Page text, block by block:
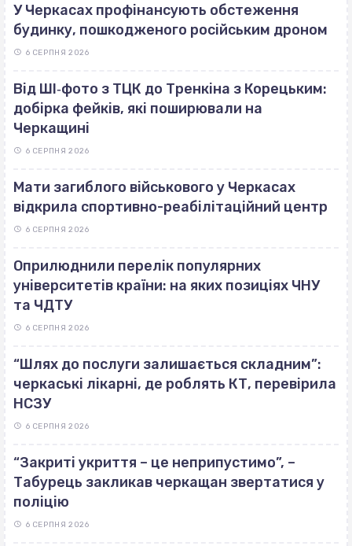
У Черкасах профінансують обстеження
будинку, пошкодженого російським дроном
6 СЕРПНЯ 2026
Від ШІ‐фото з ТЦК до Тренкіна з Корецьким:
добірка фейків, які поширювали на
Черкащині
6 СЕРПНЯ 2026
Мати загиблого військового у Черкасах
відкрила спортивно-реабілітаційний центр
6 СЕРПНЯ 2026
Оприлюднили перелік популярних
університетів країни: на яких позиціях ЧНУ
та ЧДТУ
6 СЕРПНЯ 2026
“Шлях до послуги залишається складним”:
черкаські лікарні, де роблять КТ, перевірила
НСЗУ
6 СЕРПНЯ 2026
“Закриті укриття – це неприпустимо”, –
Табурець закликав черкащан звертатися у
поліцію
6 СЕРПНЯ 2026